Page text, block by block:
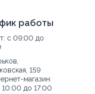
Киев , Бровары,
Днепр
Новомосковск,
Николаев,
Луцк, Ковель, Ровно,
Ромны, Конотоп,
, Белгород-
Умань,
работы
с 09:00 до
159
магазин:
10:00 до 17:00